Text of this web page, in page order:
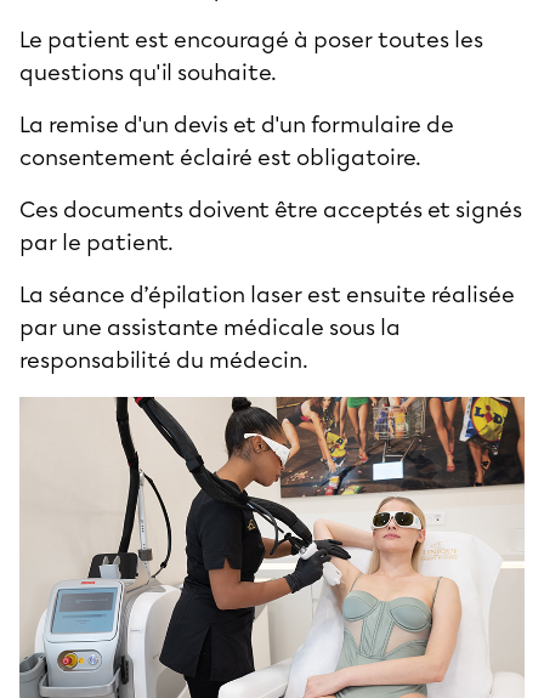
Le patient est encouragé à poser toutes les
questions qu'il souhaite.
La remise d'un devis et d'un formulaire de
consentement éclairé est obligatoire.
Ces documents doivent être acceptés et signés
par le patient.
La séance d’épilation laser est ensuite réalisée
par une assistante médicale sous la
responsabilité du médecin.